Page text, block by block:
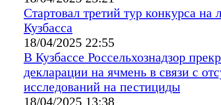
Стартовал третий тур конкурса
Кузбасса
18/04/2025 22:55
В Кузбассе Россельхознадзор
декларации на ячмень в связи с
исследований на пестициды
18/04/2025 13:38